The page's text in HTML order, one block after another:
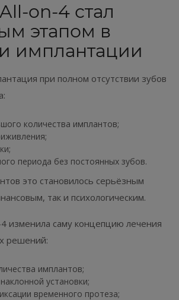
on-4 стал
этапом в
имплантации
при полном отсутствии зубов
количества имплантов;
периода без постоянных зубов.
это становилось серьёзным
так и психологическим.
изменила саму концепцию лечения
решений:
имплантов;
установки;
временного протеза;